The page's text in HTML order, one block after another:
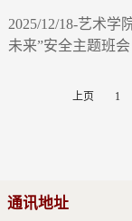
2025/12/18-艺术学
未来”安全主题班会
上页 1
通讯地址